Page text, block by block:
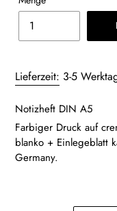
wird
zum
hinzugefügt
Lieferzeit: 3-5
Notizheft DIN A5
Farbiger Druck auf
blanko + Einlegeblatt
Germany.